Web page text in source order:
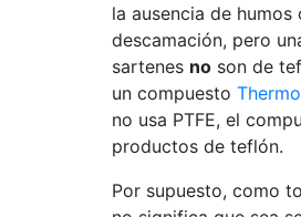
la ausencia de
descamación, pero
sartenes no son de
un compuesto
no usa PTFE, el
productos de teflón.
Por supuesto, como